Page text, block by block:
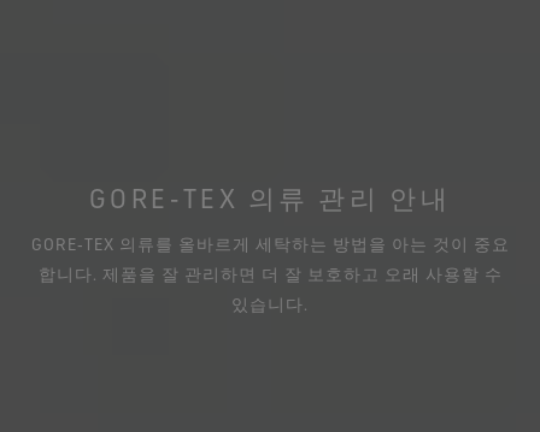
GORE‑TEX 의류 관리 안내
GORE‑TEX 의류를 올바르게 세탁하는 방법을 아는 것이 중요
합니다. 제품을 잘 관리하면 더 잘 보호하고 오래 사용할 수
있습니다.